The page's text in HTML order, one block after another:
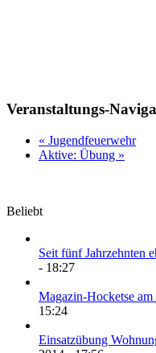
Veranstaltungs-
« Jugendfeuerwehr
Aktive: Übung »
Beliebt
Seit fünf Jahrzehnten
- 18:27
Magazin-Hocketse
15:24
Einsatzübung